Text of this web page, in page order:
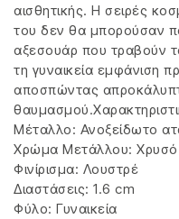
αισθητικής. Η σειρές
του δεν θα μπορούσαν
αξεσουάρ που τραβούν
τη γυναικεία εμφάνιση
αποσπώντας
Μέταλλο: Ανοξείδωτο
Χρώμα Μετάλλου: Χρυσό
Φινίρισμα: Λουστρέ
Διαστάσεις: 1.6 cm
Φύλο: Γυναικεία